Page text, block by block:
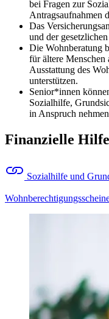
bei Fragen zur
Antragsaufnahmen
Das
und der
Die Wohnberatung
für ältere Menschen
Ausstattung des
unterstützen.
Senior*innen
Sozialhilfe,
in Anspruch
Finanzielle
Sozialhilfe und